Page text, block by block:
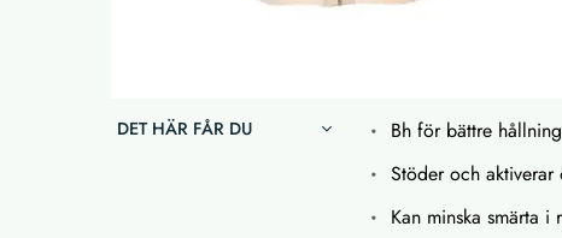
DET HÄR FÅR DU
Bh för bättre hållning
Stöder och aktiverar
Kan minska smärta